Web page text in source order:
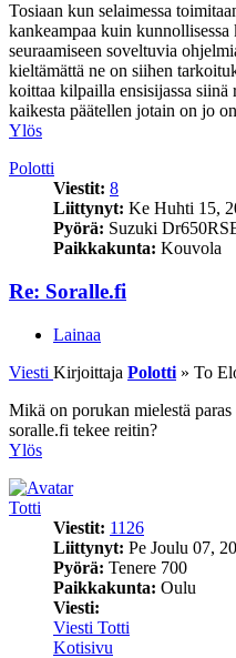
Tosiaan kun selaimessa
kankeampaa kuin
seuraamiseen soveltuvia
kieltämättä ne on siihen
koittaa kilpailla ensisijassa siinä
kaikesta päätellen jotain on jo
Ylös
Polotti
Viestit: 8
Liittynyt: Ke Huhti 15,
Pyörä: Suzuki
Paikkakunta: Kouvola
Re: Soralle.fi
Lainaa
Viesti Kirjoittaja Polotti » To
Mikä on porukan mielestä
soralle.fi tekee reitin?
Ylös
Totti
Viestit: 1126
Liittynyt: Pe Joulu 07,
Pyörä: Tenere 700
Paikkakunta: Oulu
Viesti:
Viesti Totti
Kotisivu